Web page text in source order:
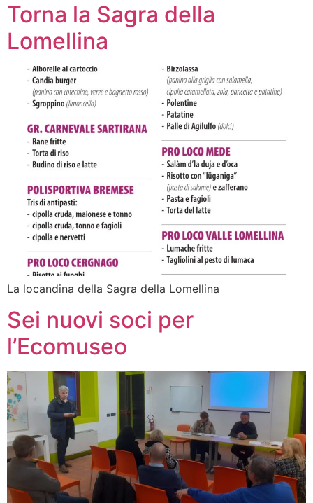
Torna la Sagra della
Lomellina
La locandina della Sagra della Lomellina
Sei nuovi soci per
l’Ecomuseo